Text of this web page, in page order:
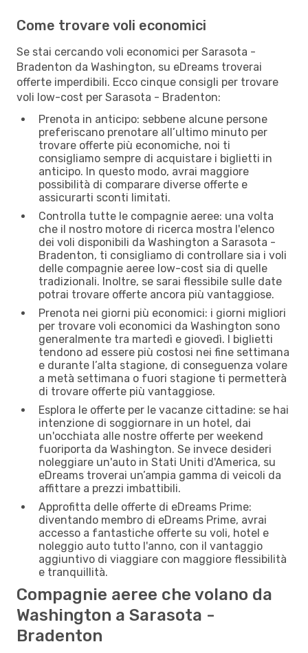
Come trovare voli economici
Se stai cercando voli economici per Sarasota -
Bradenton da Washington, su eDreams troverai
offerte imperdibili. Ecco cinque consigli per trovare
voli low-cost per Sarasota - Bradenton:
Prenota in anticipo: sebbene alcune persone
preferiscano prenotare all’ultimo minuto per
trovare offerte più economiche, noi ti
consigliamo sempre di acquistare i biglietti in
anticipo. In questo modo, avrai maggiore
possibilità di comparare diverse offerte e
assicurarti sconti limitati.
Controlla tutte le compagnie aeree: una volta
che il nostro motore di ricerca mostra l'elenco
dei voli disponibili da Washington a Sarasota -
Bradenton, ti consigliamo di controllare sia i voli
delle compagnie aeree low-cost sia di quelle
tradizionali. Inoltre, se sarai flessibile sulle date
potrai trovare offerte ancora più vantaggiose.
Prenota nei giorni più economici: i giorni migliori
per trovare voli economici da Washington sono
generalmente tra martedì e giovedì. I biglietti
tendono ad essere più costosi nei fine settimana
e durante l’alta stagione, di conseguenza volare
a metà settimana o fuori stagione ti permetterà
di trovare offerte più vantaggiose.
Esplora le offerte per le vacanze cittadine: se hai
intenzione di soggiornare in un hotel, dai
un'occhiata alle nostre offerte per weekend
fuoriporta da Washington. Se invece desideri
noleggiare un'auto in Stati Uniti d'America, su
eDreams troverai un’ampia gamma di veicoli da
affittare a prezzi imbattibili.
Approfitta delle offerte di eDreams Prime:
diventando membro di eDreams Prime, avrai
accesso a fantastiche offerte su voli, hotel e
noleggio auto tutto l'anno, con il vantaggio
aggiuntivo di viaggiare con maggiore flessibilità
e tranquillità.
Compagnie aeree che volano da
Washington a Sarasota -
Bradenton